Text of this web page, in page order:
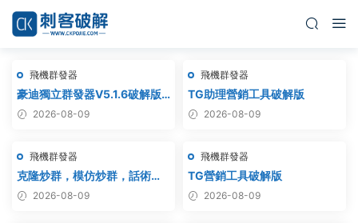
飛機群發器
豪迪獨立群發器V5.1.6破解版 –
飛機群發器,TG群發器,群發器
群發,協議軟件
2026-08-09
飛機群發器
TG助理營銷工具破解版
2026-08-09
飛機群發器
克隆炒群，模仿炒群，話術炒
群，跟發炒群，自動炒群 破解
2026-08-09
飛機群發器
TG營銷工具破解版
2026-08-09